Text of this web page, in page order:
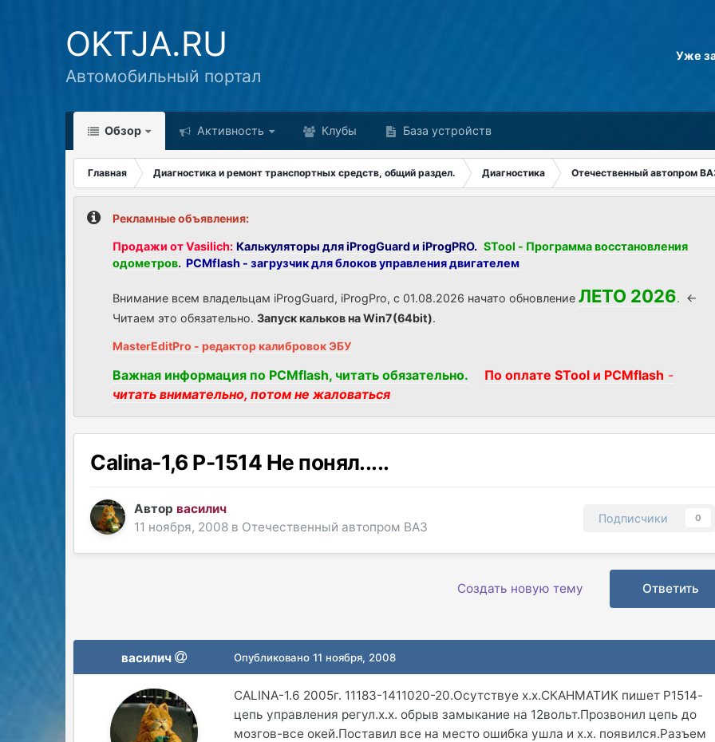
OKTJA.RU
Автомобильный портал
Уже
Обзор Активность Клубы База устройств
Главная Диагностика и ремонт транспортных средств, общий раздел. Диагностика Отечественный автопром
Рекламные объявления:
Продажи от Vasilich: Калькуляторы для iProgGuard и iProgPRO. STool - Программа восстановления
одометров. PCMflash - загрузчик для блоков управления двигателем
Внимание всем владельцам iProgGuard, iProgPro, с 01.08.2026 начато обновлениеЛЕТО 2026. <-
Читаем это обязательно.Запуск кальков на Win7(64bit).
MasterEditPro - редактор калибровок ЭБУ
Важная информация по PCMflash, читать обязательно. По оплате STool и PCMflash -
читать внимательно, потом не жаловаться
Calina-1,6 P-1514 Не понял.....
Автор василич
11 ноября, 2008 в Отечественный автопром ВАЗ
Подписчики 0
Ответить
Создать новую тему
василич Опубликовано11 ноября, 2008
CALINA-1.6 2005г. 11183-1411020-20.Осутствуе х.х.СКАНМАТИК пишет Р1514-
цепь управления регул.х.х. обрыв замыкание на 12вольт.Прозвонил цепь до
мозгов-все окей.Поставил все на место ошибка ушла и х.х. появился.Разъем